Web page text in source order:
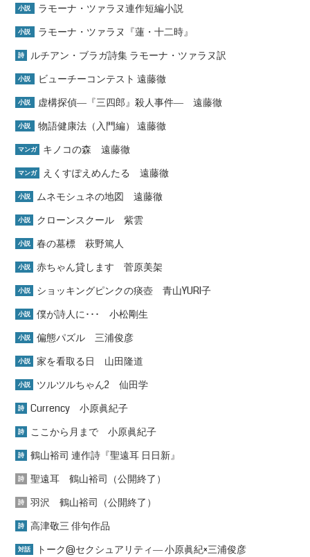
小説 ラモーナ・ツァラヌ連作短編小説
小説 ラモーナ・ツァラヌ『蓮・十二時』
詩 ルチアン・ブラガ詩集 ラモーナ・ツァラヌ訳
小説 ビューチーコンテスト 遠藤徹
小説 虚構探偵―『三四郎』殺人事件― 遠藤徹
小説 物語健康法（入門編） 遠藤徹
マンガ キノコの森 遠藤徹
マンガ えくすぽえめんたる 遠藤徹
小説 ムネモシュネの地図 遠藤徹
小説 クローンスクール 紫雲
小説 春の墓標 萩野篤人
小説 赤ちゃん貸します 菅原美架
小説 ショッキングピンクの痰壺 青山YURI子
小説 僕が詩人に･･･ 小松剛生
小説 偏態パズル 三浦俊彦
小説 家を看取る日 山田隆道
小説 ツルツルちゃん2 仙田学
詩 Currency 小原眞紀子
詩 ここから月まで 小原眞紀子
詩 鶴山裕司 連作詩『聖遠耳 日日新』
詩 聖遠耳 鶴山裕司（公開終了）
詩 羽沢 鶴山裕司（公開終了）
詩 高津敬三 俳句作品
対話 トーク@セクシュアリティ― 小原眞紀×三浦俊彦